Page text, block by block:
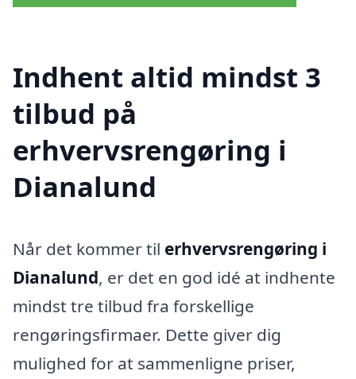
Indhent altid mindst 3
tilbud på
erhvervsrengøring i
Dianalund
Når det kommer til erhvervsrengøring i
Dianalund, er det en god idé at indhente
mindst tre tilbud fra forskellige
rengøringsfirmaer. Dette giver dig
mulighed for at sammenligne priser,